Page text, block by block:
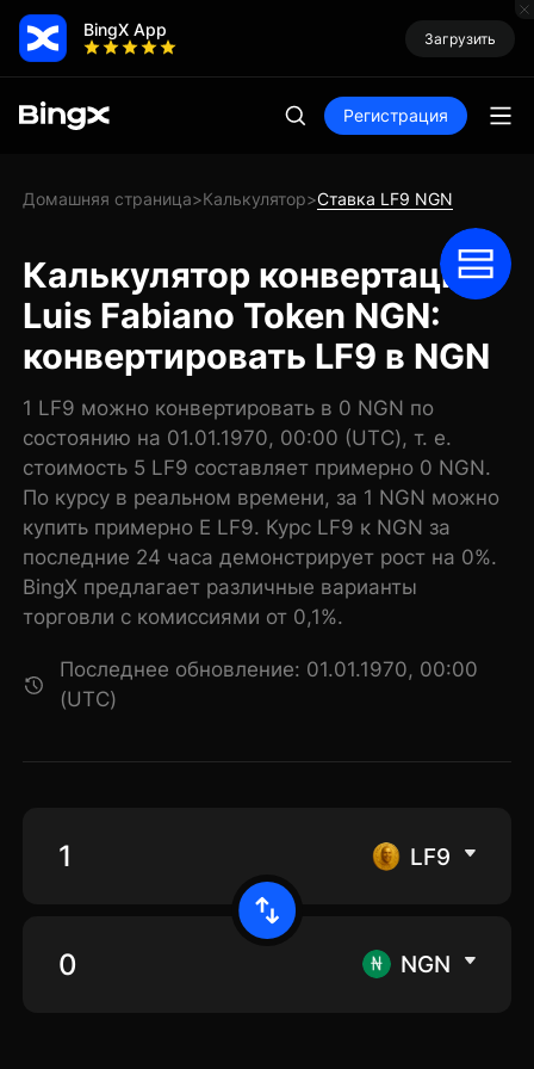
BingX App Загрузить
Регистрация
Домашняя страница>Калькулятор>Ставка LF9 NGN
Калькулятор конвертации
Luis Fabiano Token NGN:
конвертировать LF9 в NGN
1 LF9 можно конвертировать в 0 NGN по
состоянию на 01.01.1970, 00:00 (UTC), т. е.
стоимость 5 LF9 составляет примерно 0 NGN.
По курсу в реальном времени, за 1 NGN можно
купить примерно E LF9. Курс LF9 к NGN за
последние 24 часа демонстрирует рост на 0%.
BingX предлагает различные варианты
торговли с комиссиями от 0,1%.
Последнее обновление: 01.01.1970, 00:00
(UTC)
LF9
NGN